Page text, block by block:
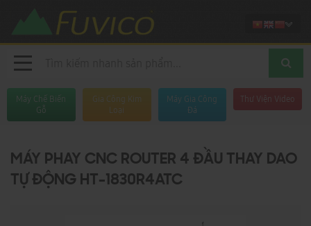
Máy Chế Biến
Gỗ
Gia Công Kim
Loại
Máy Gia Công
Đá
Thư Viện Video
MÁY PHAY CNC ROUTER 4 ĐẦU THAY DAO
TỰ ĐỘNG HT-1830R4ATC